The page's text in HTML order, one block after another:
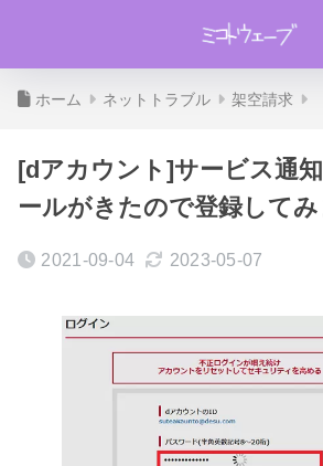
ホーム ネットトラブル 架空請求
[dアカウント]サービス通
ールがきたので登録して
2021-09-04 2023-05-07